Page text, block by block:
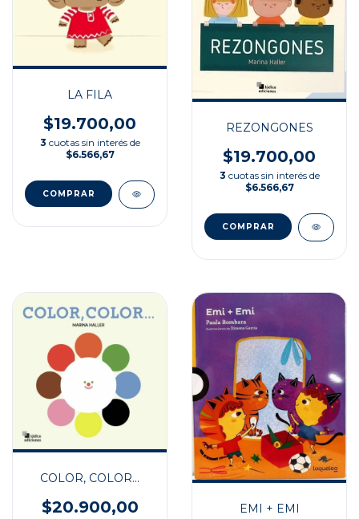
LA FILA
$19.700,00
3 cuotas sin interés de
$6.566,67
REZONGONES
$19.700,00
3 cuotas sin interés de
$6.566,67
COLOR, COLOR...
$20.900,00 EMI + EMI